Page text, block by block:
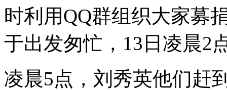
时利用QQ群组织大家募
于出发匆忙，13日凌晨2
凌晨5点，刘秀英他们赶